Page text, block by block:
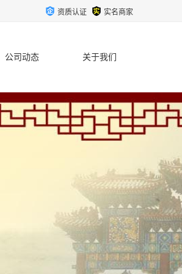
资质认证 实名商家
公司动态 关于我们